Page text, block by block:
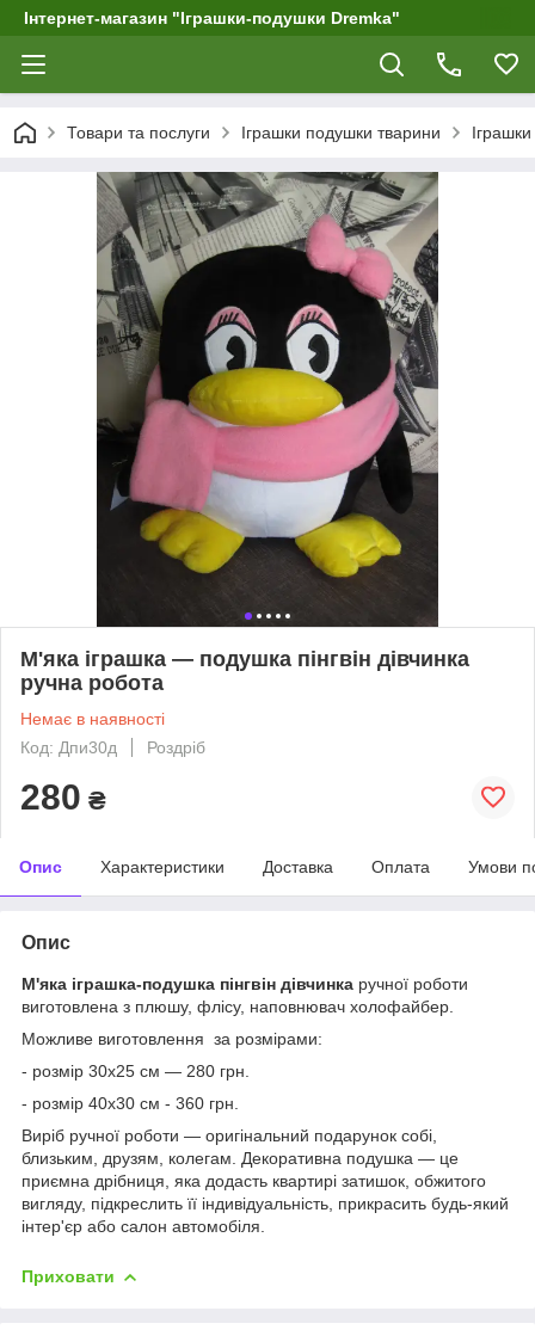
Інтернет-магазин "Іграшки-подушки Dremka"
Товари та послуги Іграшки подушки тварини
М'яка іграшка — подушка пінгвін дівчинка
ручна робота
Немає в наявності
Код: Дпи30д
Роздріб
280 ₴
Опис Характеристики Доставка Оплата Умови
Опис
М'яка іграшка-подушка пінгвін дівчинка ручної роботи
виготовлена з плюшу, флісу, наповнювач холофайбер.
Можливе виготовлення за розмірами:
- розмір 30х25 см — 280 грн.
- розмір 40х30 см - 360 грн.
Виріб ручної роботи — оригінальний подарунок собі,
близьким, друзям, колегам. Декоративна подушка — це
приємна дрібниця, яка додасть квартирі затишок, обжитого
вигляду, підкреслить її індивідуальність, прикрасить будь-який
інтер'єр або салон автомобіля.
Приховати